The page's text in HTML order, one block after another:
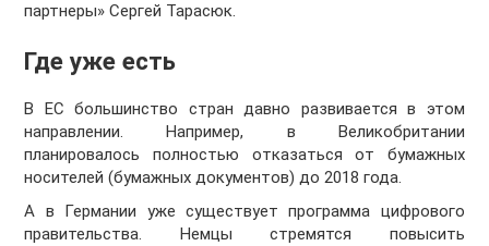
партнеры» Сергей Тарасюк.
Где уже есть
В ЕС большинство стран давно развивается в этом
направлении. Например, в Великобритании
планировалось полностью отказаться от бумажных
носителей (бумажных документов) до 2018 года.
А в Германии уже существует программа цифрового
правительства. Немцы стремятся повысить